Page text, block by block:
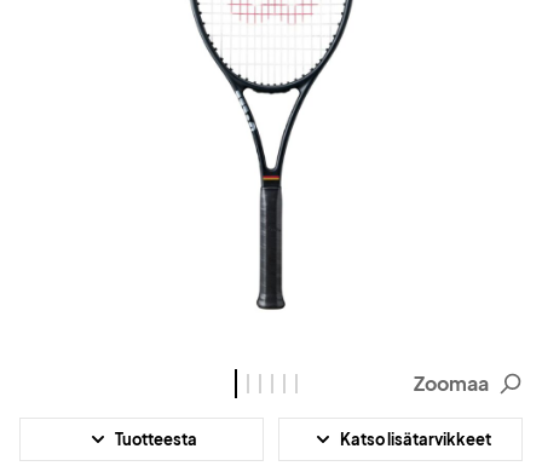
Zoomaa
Tuotteesta Katso lisätarvikkeet